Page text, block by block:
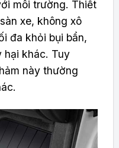
môi trường. Thiết
xe, không xô
đa khỏi bụi bẩn,
hại khác. Tuy
này thường